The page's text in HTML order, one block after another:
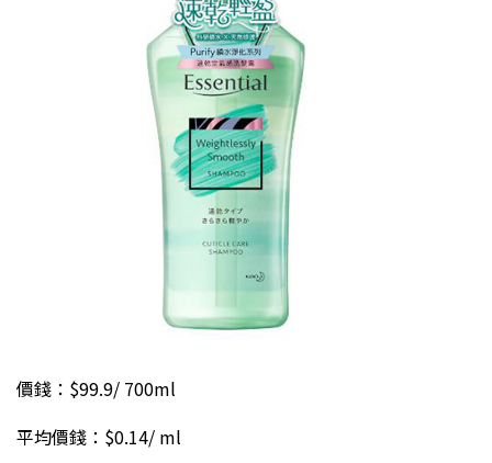
價錢：$99.9/ 700ml
平均價錢：$0.14/ ml